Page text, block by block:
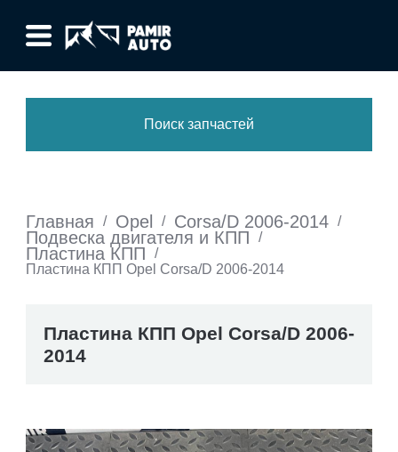
Поиск запчастей
Главная / Opel / Corsa/D 2006-2014 /
Подвеска двигателя и КПП /
Пластина КПП
/
Пластина КПП Opel Corsa/D 2006-2014
Пластина КПП Opel Corsa/D 2006-
2014